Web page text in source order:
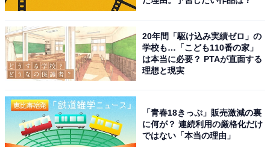
20年間「駆け込み実績ゼロ」の
学校も…「こども110番の家」
は本当に必要？ PTAが直面する
理想と現実
「青春18きっぷ」販売激減の裏
に何が？ 連続利用の厳格化だけ
ではない「本当の理由」